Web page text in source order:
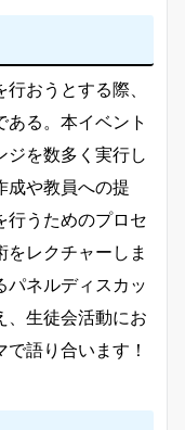
おうとする際、
る。本イベント
ジを数多く実行し
成や教員への提
行うためのプロセ
をレクチャーしま
パネルディスカッ
、生徒会活動にお
語り合います！